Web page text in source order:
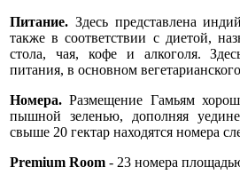
Питание. Здесь представлена
также в соответствии с диетой,
стола, чая, кофе и алкоголя.
питания, в основном
Номера. Размещение Гамьям
пышной зеленью, дополняя
свыше 20 гектар находятся номера
Premium Room - 23 номера